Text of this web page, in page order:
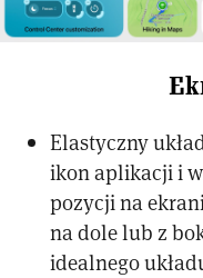
Elastyczny
ikon aplikacji i
pozycji na
na dole lub z
idealnego